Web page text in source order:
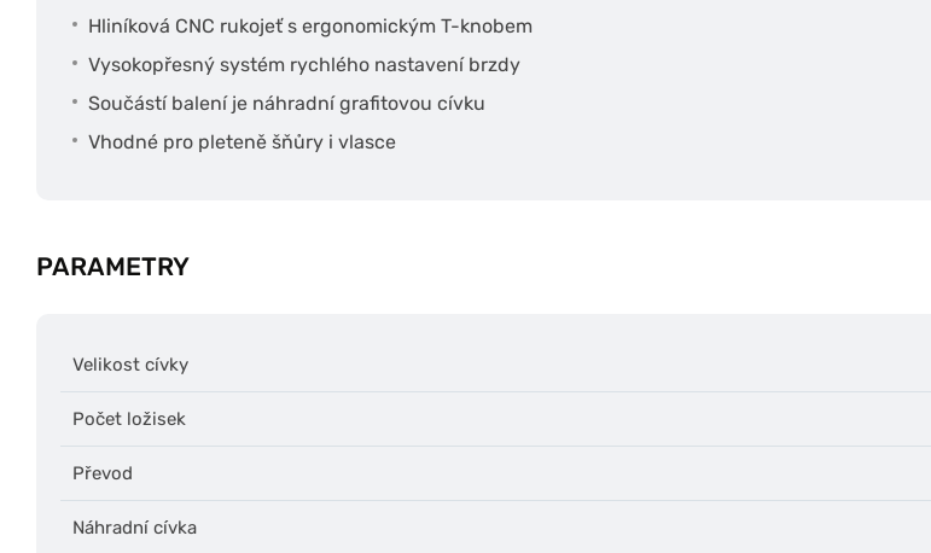
Hliníková CNC rukojeť s ergonomickým T-knobem
Vysokopřesný systém rychlého nastavení brzdy
Součástí balení je náhradní grafitovou cívku
Vhodné pro pleteně šňůry i vlasce
PARAMETRY
Velikost cívky
Počet ložisek
Převod
Náhradní cívka